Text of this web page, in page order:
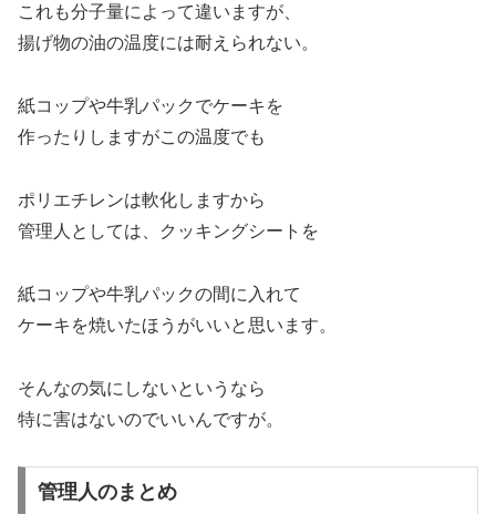
これも分子量によって違いますが、
揚げ物の油の温度には耐えられない。
紙コップや牛乳パックでケーキを
作ったりしますがこの温度でも
ポリエチレンは軟化しますから
管理人としては、クッキングシートを
紙コップや牛乳パックの間に入れて
ケーキを焼いたほうがいいと思います。
そんなの気にしないというなら
特に害はないのでいいんですが。
管理人のまとめ